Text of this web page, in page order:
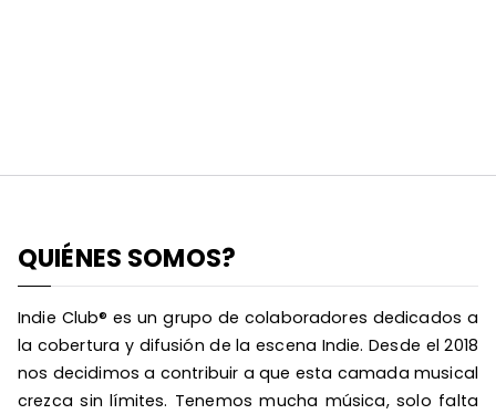
QUIÉNES SOMOS?
Indie Club® es un grupo de colaboradores dedicados a
la cobertura y difusión de la escena Indie. Desde el 2018
nos decidimos a contribuir a que esta camada musical
crezca sin límites. Tenemos mucha música, solo falta